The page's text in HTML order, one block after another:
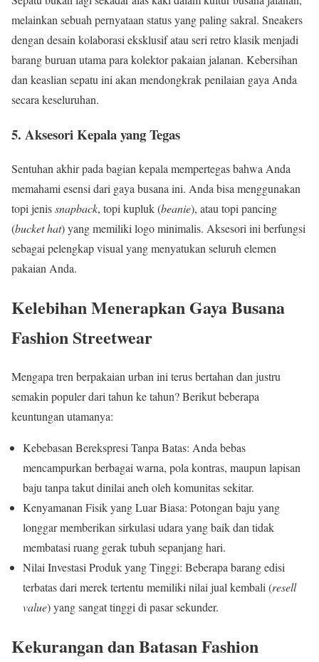
melainkan sebuah pernyataan status yang paling sakral. Sneakers
dengan desain kolaborasi eksklusif atau seri retro klasik menjadi
barang buruan utama para kolektor pakaian jalanan. Kebersihan
dan keaslian sepatu ini akan mendongkrak penilaian gaya Anda
secara keseluruhan.
5. Aksesori Kepala yang Tegas
Sentuhan akhir pada bagian kepala mempertegas bahwa Anda
memahami esensi dari gaya busana ini. Anda bisa menggunakan
topi jenissnapback, topi kupluk (beanie), atau topi pancing
(bucket hat) yang memiliki logo minimalis. Aksesori ini berfungsi
sebagai pelengkap visual yang menyatukan seluruh elemen
pakaian Anda.
Kelebihan Menerapkan Gaya Busana
Fashion Streetwear
Mengapa tren berpakaian urban ini terus bertahan dan justru
semakin populer dari tahun ke tahun? Berikut beberapa
keuntungan utamanya:
Kebebasan Berekspresi Tanpa Batas: Anda bebas
mencampurkan berbagai warna, pola kontras, maupun lapisan
baju tanpa takut dinilai aneh oleh komunitas sekitar.
Kenyamanan Fisik yang Luar Biasa: Potongan baju yang
longgar memberikan sirkulasi udara yang baik dan tidak
membatasi ruang gerak tubuh sepanjang hari.
Nilai Investasi Produk yang Tinggi: Beberapa barang edisi
terbatas dari merek tertentu memiliki nilai jual kembali (resell
value) yang sangat tinggi di pasar sekunder.
Kekurangan dan Batasan Fashion